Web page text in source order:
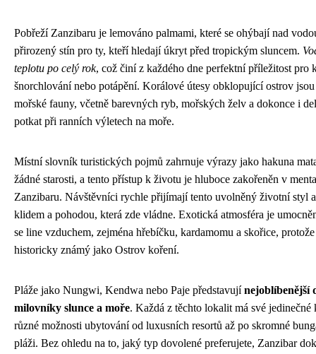
Pobřeží Zanzibaru je lemováno palmami, které se ohýbají nad
přirozený stín pro ty, kteří hledají úkryt před tropickým sluncem.
teplotu po celý rok, což činí z každého dne perfektní příležitost pro
šnorchlování nebo potápění. Korálové útesy obklopující ostrov
mořské fauny, včetně barevných ryb, mořských želv a dokonce i
potkat při ranních výletech na moře.
Místní slovník turistických pojmů zahrnuje výrazy jako hakuna
žádné starosti, a tento přístup k životu je hluboce zakořeněn v
Zanzibaru. Návštěvníci rychle přijímají tento uvolněný životní styl a
klidem a pohodou, která zde vládne. Exotická atmosféra je
se line vzduchem, zejména hřebíčku, kardamomu a skořice,
historicky známý jako Ostrov koření.
Pláže jako Nungwi, Kendwa nebo Paje představujínejoblíbenější
milovníky slunce a moře. Každá z těchto lokalit má své jedinečné
různé možnosti ubytování od luxusních resortů až po skromné
pláži. Bez ohledu na to, jaký typ dovolené preferujete, Zanzibar